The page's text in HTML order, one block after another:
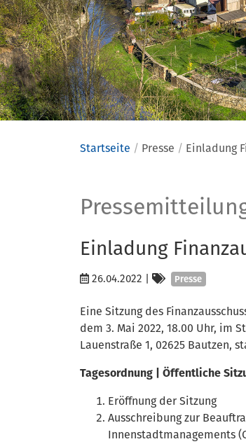
Startseite Presse Einladung
Presse
Einladung
26.04.2022 | Kategorien
Presse
Eine Sitzung des
dem 3. Mai 2022, 18.00 Uhr, im
Lauenstraße 1, 02625 Bautzen,
Tagesordnung | Öffentliche
Eröffnung der Sitzung
Ausschreibung zur
Innenstadtmanagements